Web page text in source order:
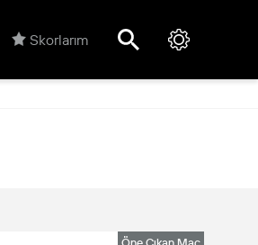
Skorlarım
Öne Çıkan Maç